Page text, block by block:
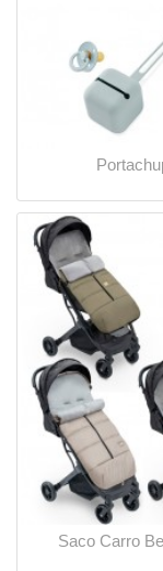
Saco Carro